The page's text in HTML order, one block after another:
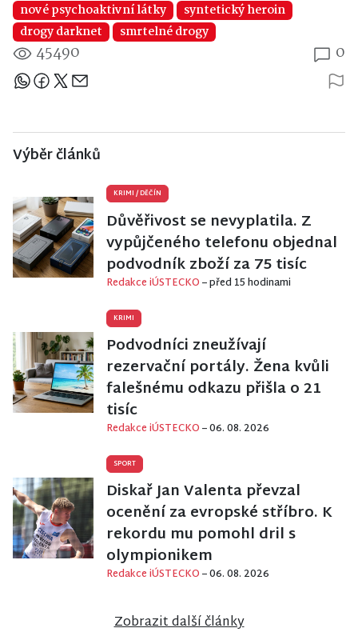
nové psychoaktivní látky
syntetický heroin
drogy darknet
smrtelné drogy
45490 0
Sdílejte článek
Výběr článků
KRIMI /DĚČÍN
Důvěřivost se nevyplatila. Z
vypůjčeného telefonu objednal
podvodník zboží za 75 tisíc
Redakce iÚSTECKO– před 15 hodinami
KRIMI
Podvodníci zneužívají
rezervační portály. Žena kvůli
falešnému odkazu přišla o 21
tisíc
Redakce iÚSTECKO– 06. 08. 2026
SPORT
Diskař Jan Valenta převzal
ocenění za evropské stříbro. K
rekordu mu pomohl dril s
olympionikem
Redakce iÚSTECKO– 06. 08. 2026
Zobrazit další články